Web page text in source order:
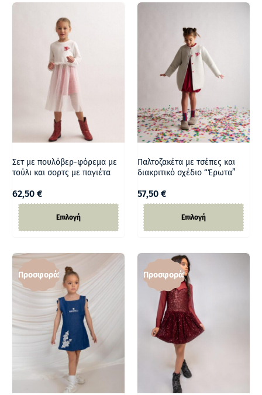
Σετ με πουλόβερ-φόρεμα με
τούλι και σορτς με παγιέτα
62,50 €
Επιλογή
Παλτοζακέτα με τσέπες και
διακριτικό σχέδιο “Έρωτα”
57,50 €
Επιλογή
Προσφορά! Προσφορά!